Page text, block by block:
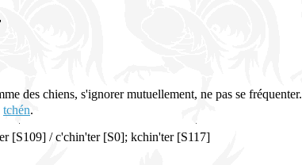
des chiens, s'ignorer mutuellement, ne pas se fréquenter.
tchén.
[S109] / c'chin'ter [S0]; kchin'ter [S117]